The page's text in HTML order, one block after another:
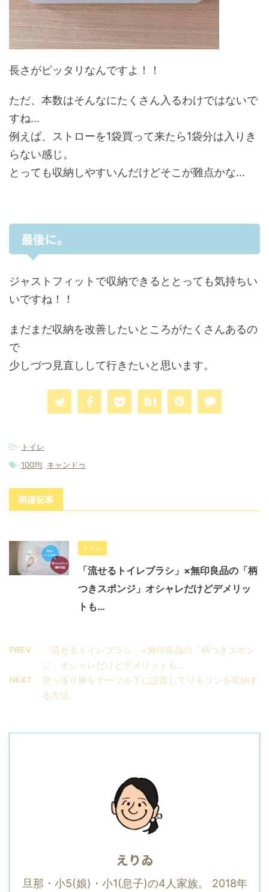
長さがピッタリなんですよ！！
ただ、本数はそんなにたくさん入るわけではないで
すね…
例えば、ストローを1袋買って来たら1袋分は入りき
らない感じ。
とっても収納しやすいんだけどそこが難点かな…
最後に。
ジャストフィットで収納できるととっても気持ちい
いですね！！
まだまだ収納を改善したいところがたくさんあるの
で
少しづつ見直しして行きたいと思います。
- トイレ
-100均, キャンドゥ
関連記事
トイレ
「流せるトイレブラシ」×無印良品の「柄
つきスポンジ」オシャレだけどデメリッ
トも…
PREV
「流せるトイレブラシ」×無印良品の「柄つきスポン
ジ」オシャレだけどデメリットも…
NEXT
突っ張り棒をテーブル下に設置してリモコンを収納す
る方法。
えりゐ
旦那・小5(娘)・小1(息子)の4人家族。 2018年